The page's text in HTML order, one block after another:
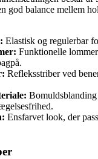
god balance mellem
Elastisk og regulerbar
Funktionelle
Refleksstriber ved
Ensfarvet look, der